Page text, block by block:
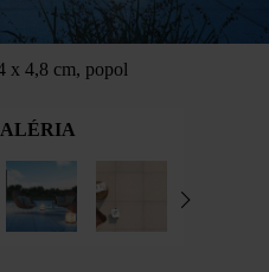
x 4,8 cm, popol